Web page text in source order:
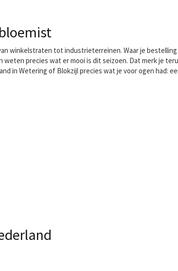
winkelstraten tot industrieterreinen. Waar je
precies wat er mooi is dit seizoen. Dat merk je
in Wetering of Blokzijl precies wat je voor ogen had: